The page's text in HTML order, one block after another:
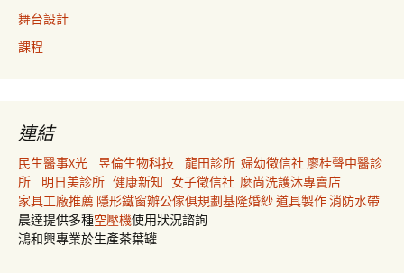
舞台設計
課程
連結
民生醫事X光 昱倫生物科技 龍田診所 婦幼徵信社 廖桂聲中醫診
所
明日美診所 健康新知 女子徵信社 麼尚洗護沐專賣店
家具工廠推薦 隱形鐵窗辦公傢俱規劃基隆婚紗道具製作消防水帶
晨達提供多種空壓機使用狀況諮詢
鴻和興專業於生產茶葉罐